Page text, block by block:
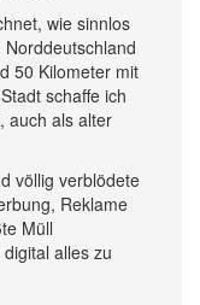
wie sinnlos
50 Kilometer mit
schaffe ich
auch als alter
völlig verblödete
Reklame
Müll
alles zu